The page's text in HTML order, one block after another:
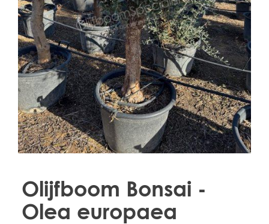
Treesafe
VORSTBESCHERMINGVOORBOMEN.NL
WINTERSCHUTZFUERBAEUME.DE
FROSTPROTECTIONFORTREES.CO.UK
Terracotta
TERRACOTTA.NL
TERRACOTTA.BE
TERRAKOTTA.DE
Olijfboom Bonsai -
Olea europaea